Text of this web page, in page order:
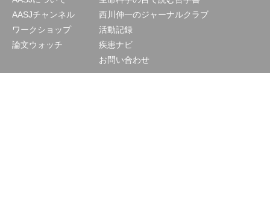
AASJチャンネル
ワークショップ
論文ウォッチ
西川伸一のジャーナルクラブ
活動記録
疾患ナビ
お問い合わせ